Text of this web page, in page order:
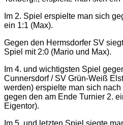
Im 2. Spiel erspielte man sich
ein 1:1 (Max).
Gegen den Hermsdorfer SV
Spiel mit 2:0 (Mario und Max).
Im 4. und wichtigsten Spiel
Cunnersdorf /​ SV Grün-Weiß
werden) erspielte man sich
gegen den am Ende Turnier 2.
Eigentor).
Im 5. und letzten Spiel siegte